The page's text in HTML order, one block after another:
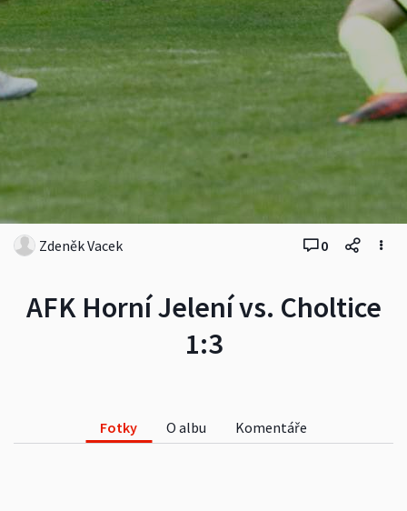
AFK Horní Jelení vs. Choltice
1:3
Zdeněk Vacek 0
Fotky O albu Komentáře